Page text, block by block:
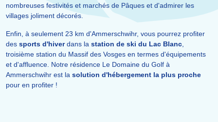
nombreuses festivités et marchés de Pâques et d'admirer les
villages joliment décorés.
Enfin, à seulement 23 km d'Ammerschwihr, vous pourrez profiter
des sports d'hiverdans la station de ski du Lac Blanc,
troisième station du Massif des Vosges en termes d'équipements
et d'affluence. Notre résidence Le Domaine du Golf à
Ammerschwihr est la solution d'hébergement la plus proche
pour en profiter !